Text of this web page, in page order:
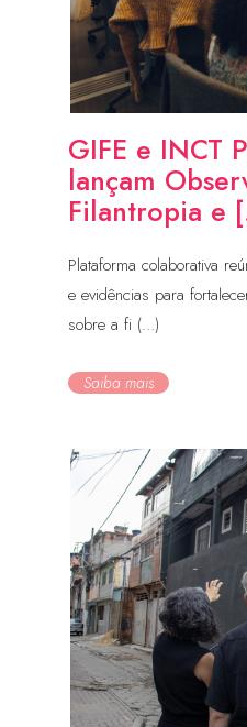
GIFE e INCT
lançam
Filantropia e
Plataforma colaborativa
e evidências para
sobre a fi (...)
Saiba mais